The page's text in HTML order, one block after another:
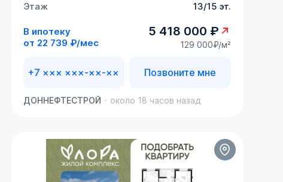
Этаж
13/15 эт.
В ипотеку
от 22 739 ₽/мес
5 418 000 ₽
129 000₽/м²
+7 ××× ×××-××-×× Позвоните мне
ДОННЕФТЕСТРОЙ около 18 часов назад